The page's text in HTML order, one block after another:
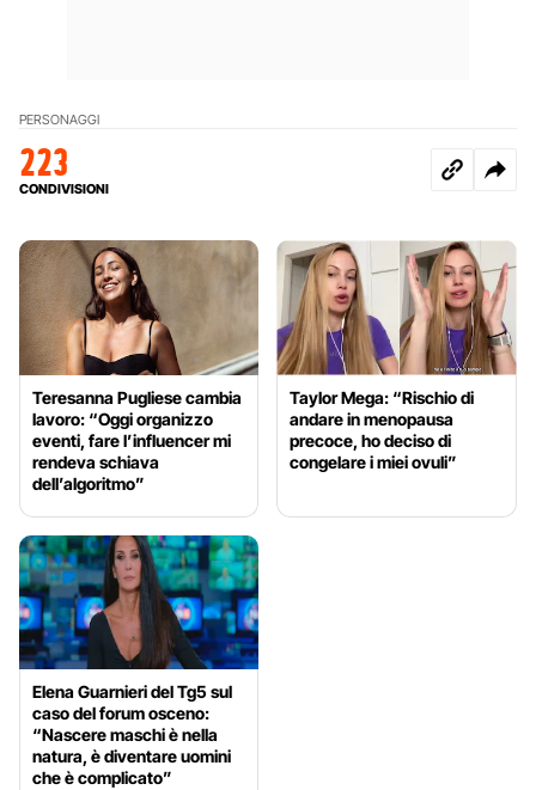
PERSONAGGI
223
CONDIVISIONI
Teresanna Pugliese cambia
lavoro: “Oggi organizzo
eventi, fare l’influencer mi
rendeva schiava
dell’algoritmo”
Taylor Mega: “Rischio di
andare in menopausa
precoce, ho deciso di
congelare i miei ovuli”
Elena Guarnieri del Tg5 sul
caso del forum osceno:
“Nascere maschi è nella
natura, è diventare uomini
che è complicato”